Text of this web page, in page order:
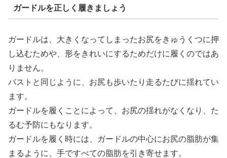
ガードルを正しく履きましょう
ガードルは、大きくなってしまったお尻をきゅうくつに押
し込むためや、形をきれいにするためだけに履くのではあ
りません。
バストと同じように、お尻も歩いたり走るたびに揺れてい
ます。
ガードルを履くことによって、お尻の揺れがなくなり、た
るむ予防にもなります。
ガードルを履く時には、ガードルの中心にお尻の脂肪が集
まるように、手ですべての脂肪を引き寄せます。